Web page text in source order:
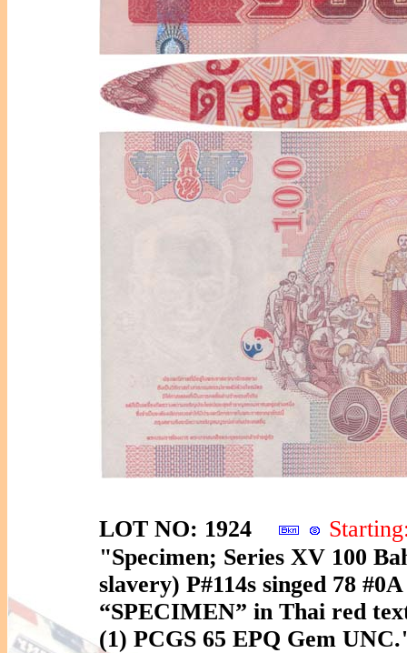
LOT NO: 1924
"Specimen; Series XV 100
slavery) P#114s singed 78
“SPECIMEN” in Thai red
(1) PCGS 65 EPQ Gem